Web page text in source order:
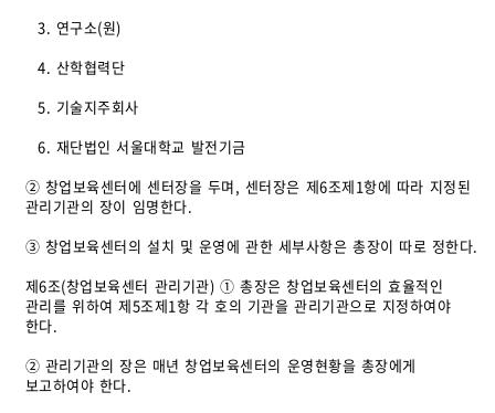
3. 연구소(원)
4. 산학협력단
5. 기술지주회사
6. 재단법인 서울대학교 발전기금
② 창업보육센터에 센터장을 두며, 센터장은 제6조제1항에 따라 지정된
관리기관의 장이 임명한다.
③ 창업보육센터의 설치 및 운영에 관한 세부사항은 총장이 따로 정한다.
제6조(창업보육센터 관리기관) ① 총장은 창업보육센터의 효율적인
관리를 위하여 제5조제1항 각 호의 기관을 관리기관으로 지정하여야
한다.
② 관리기관의 장은 매년 창업보육센터의 운영현황을 총장에게
보고하여야 한다.